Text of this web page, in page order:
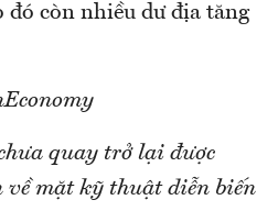
còn nhiều dư địa tăng
quay trở lại được
về mặt kỹ thuật diễn biến